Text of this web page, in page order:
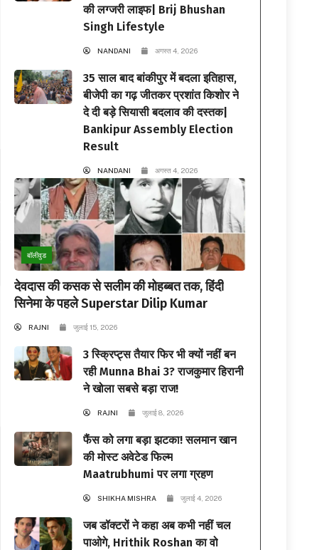
की लग्जरी लाइफ| Brij Bhushan
Singh Lifestyle
NANDANI अगस्त 4, 2026
35 साल बाद बांकीपुर में बदला इतिहास,
बीजेपी का गढ़ जीतकर प्रशांत किशोर ने
दे दी बड़े सियासी बदलाव की दस्तक|
Bankipur Assembly Election
Result
NANDANI अगस्त 4, 2026
बॉलीवुड
देवदास की कसक से सलीम की मोहब्बत तक, हिंदी
सिनेमा के पहले Superstar Dilip Kumar
RAJNI जुलाई 15, 2026
3 स्क्रिप्ट्स तैयार फिर भी क्यों नहीं बन
रही Munna Bhai 3? राजकुमार हिरानी
ने खोला सबसे बड़ा राज!
RAJNI जुलाई 8, 2026
फैंस को लगा बड़ा झटका! सलमान खान
की मोस्ट अवेटेड फिल्म
Maatrubhumi पर लगा ग्रहण
SHIKHA MISHRA जुलाई 4, 2026
जब डॉक्टरों ने कहा अब कभी नहीं चल
पाओगे, Hrithik Roshan का वो